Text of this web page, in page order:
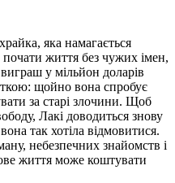
яка намагається
життя без чужих імен,
у мільйон доларів
щойно вона спробує
за старі злочини. Щоб
Лакі доводиться знову
так хотіла відмовитися.
небезпечних знайомств і
життя може коштувати